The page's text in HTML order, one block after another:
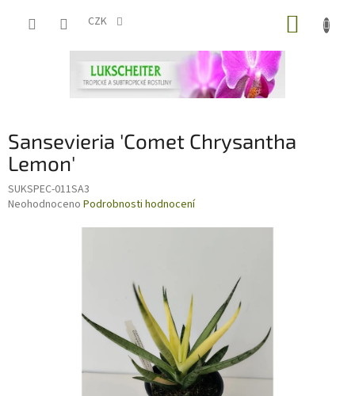
CZK
Sansevieria 'Comet Chrysantha
Lemon'
SUKSPEC-011SA3
Průměrné
Neohodnoceno Podrobnosti hodnocení